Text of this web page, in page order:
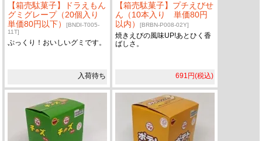
【箱売駄菓子】ドラえもん
グミグレープ（20個入り
単価80円以下）[BNDI-T005-
11T]
ぷっくり！おいしいグミです。
入荷待ち
【箱売駄菓子】プチえびせ
ん（10本入り 単価80円
以内）[BRBN-P008-02Y]
焼きえびの風味UP!あとひく香
ばしさ。
691円(税込)